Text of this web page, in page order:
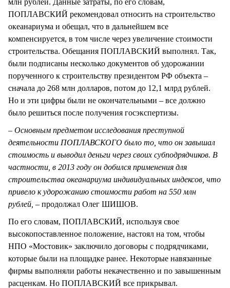
ПОПЛАВСКИЙ рекомендовал относить на строительство
океанариума и обещал, что в дальнейшем все
компенсируется, в том числе через увеличение стоимости
строительства. Обещания ПОПЛАВСКИЙ выполнял. Так,
были подписаны несколько документов об удорожании
порученного к строительству президентом РФ объекта –
сначала до 268 млн долларов, потом до 12,1 млрд рублей.
Но и эти цифры были не окончательными – все должно
было решиться после получения госэкспертизы.
– Основным предметом исследования преступной
деятельности ПОПЛАВСКОГО было то, что он завышал
стоимость и выводил деньги через своих субподрядчиков. В
частности, в 2013 году он добился применения для
строительства океанариума индивидуальных индексов, что
привело к удорожанию стоимости работ на 550 млн
рублей, – продолжал Олег ШИШОВ.
По его словам, ПОПЛАВСКИЙ, используя свое
высокопоставленное положение, настоял на том, чтобы
НПО «Мостовик» заключило договоры с подрядчиками,
которые были на площадке ранее. Некоторые навязанные
фирмы выполняли работы некачественно и по завышенным
расценкам. Но ПОПЛАВСКИЙ все прикрывал.